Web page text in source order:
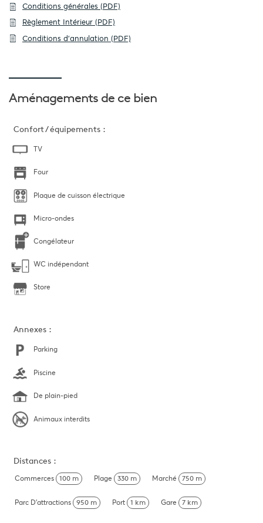
Conditions générales (PDF)
Règlement Intérieur (PDF)
Conditions d'annulation (PDF)
Aménagements de ce bien
Confort / équipements :
TV
Four
Plaque de cuisson électrique
Micro-ondes
Congélateur
WC indépendant
Store
Annexes :
Parking
Piscine
De plain-pied
Animaux interdits
Distances :
Commerces 100 m Plage 330 m Marché 750 m
Parc D'attractions 950 m Port 1 km Gare 7 km